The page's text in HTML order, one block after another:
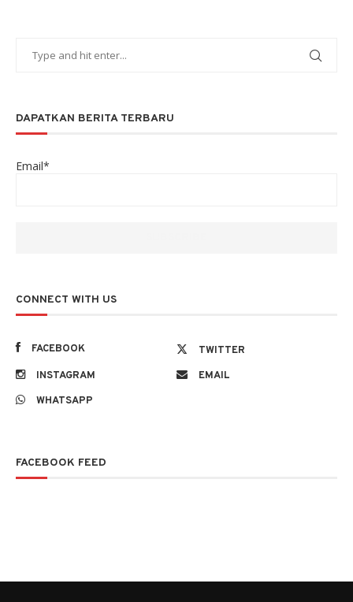
DAPATKAN BERITA TERBARU
Email*
CONNECT WITH US
FACEBOOK
TWITTER
INSTAGRAM
EMAIL
WHATSAPP
FACEBOOK FEED